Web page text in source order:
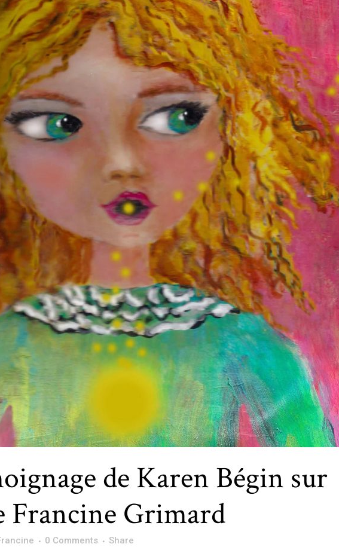
de Karen Bégin sur
Francine Grimard
0 Comments
Share